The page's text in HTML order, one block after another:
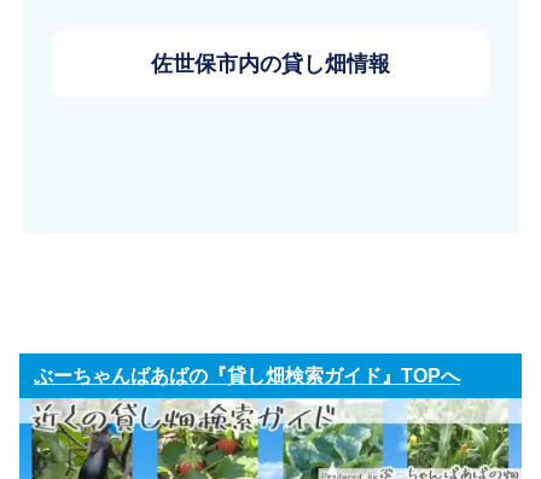
佐世保市内の貸し畑情報
ぶーちゃんばあばの『貸し畑検索ガイド』TOPへ